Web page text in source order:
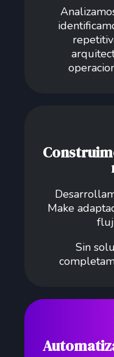
Make
Sin